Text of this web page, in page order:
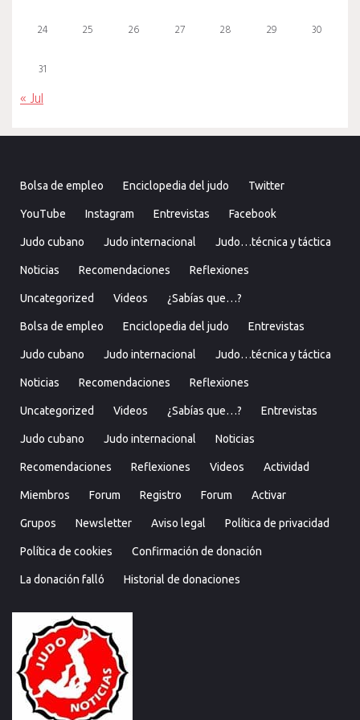
24 25 26 27 28 29 30
31
« Jul
Bolsa de empleo Enciclopedia del judo Twitter
YouTube Instagram Entrevistas Facebook
Judo cubano Judo internacional Judo…técnica y táctica
Noticias Recomendaciones Reflexiones
Uncategorized Videos ¿Sabías que…?
Bolsa de empleo Enciclopedia del judo Entrevistas
Judo cubano Judo internacional Judo…técnica y táctica
Noticias Recomendaciones Reflexiones
Uncategorized Videos ¿Sabías que…? Entrevistas
Judo cubano Judo internacional Noticias
Recomendaciones Reflexiones Videos Actividad
Miembros Forum Registro Forum Activar
Grupos Newsletter Aviso legal Política de privacidad
Política de cookies Confirmación de donación
La donación falló Historial de donaciones